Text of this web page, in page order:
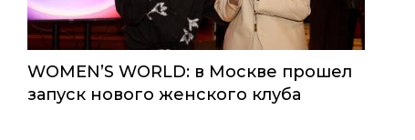
WOMEN’S WORLD: в Москве прошел
запуск нового женского клуба